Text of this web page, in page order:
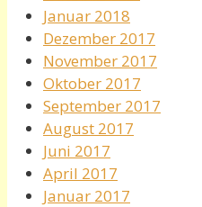
Januar 2018
Dezember 2017
November 2017
Oktober 2017
September 2017
August 2017
Juni 2017
April 2017
Januar 2017